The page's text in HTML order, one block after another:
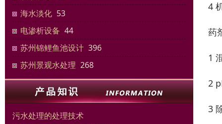
海水淡化 53
电渗析设备 44
苏州锦鲤鱼池设计 396
苏州景观水处理 268
污水处理的处理技术
4
药
1
2
3